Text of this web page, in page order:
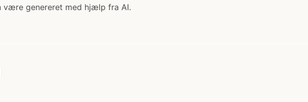
være genereret med hjælp fra AI.